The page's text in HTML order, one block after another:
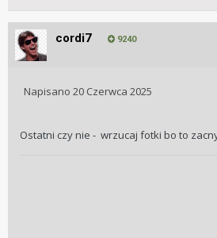
cordi7 9240
Napisano 20 Czerwca 2025
Ostatni czy nie - wrzucaj fotki bo to